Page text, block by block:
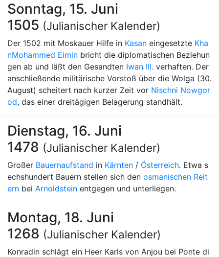
Sonntag, 15. Juni
1505 (Julianischer Kalender)
Der 1502 mit Moskauer Hilfe in Kasan eingesetzte Kha
nMohammed Eimin bricht die diplomatischen Beziehun
gen ab und läßt den Gesandten Iwan III. verhaften. Der
anschließende militärische Vorstoß über die Wolga (30.
August) scheitert nach kurzer Zeit vor Nischni Nowgor
od, das einer dreitägigen Belagerung standhält.
Dienstag, 16. Juni
1478 (Julianischer Kalender)
Großer Bauernaufstand in Kärnten / Österreich. Etwa s
echshundert Bauern stellen sich den osmanischen Reit
ern bei Arnoldstein entgegen und unterliegen.
Montag, 18. Juni
1268 (Julianischer Kalender)
Konradin schlägt ein Heer Karls von Anjou bei Ponte di